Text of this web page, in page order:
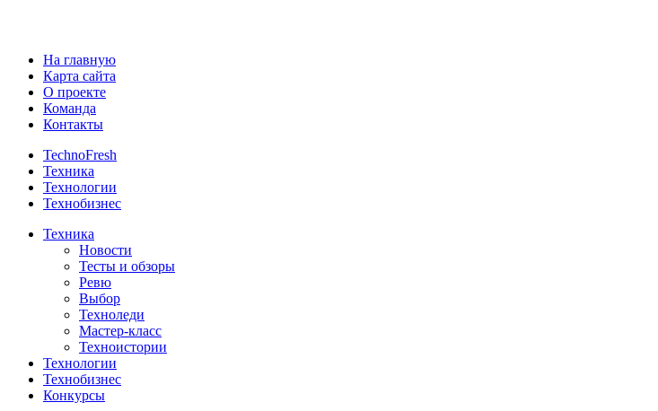
На главную
Карта сайта
О проекте
Команда
Контакты
TechnoFresh
Техника
Технологии
Технобизнес
Техника
Новости
Тесты и обзоры
Ревю
Выбор
Техноледи
Мастер-класс
Техноистории
Технологии
Технобизнес
Конкурсы